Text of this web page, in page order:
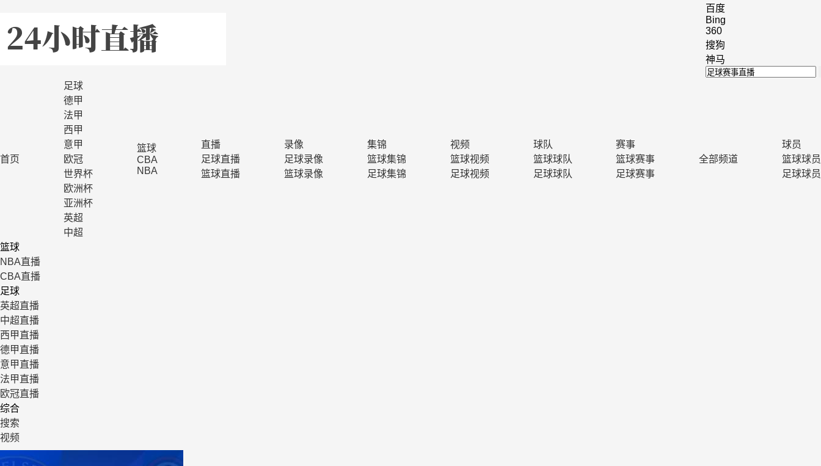
百度
Bing
360
搜狗
神马
首页
足球
德甲
法甲
西甲
意甲
欧冠
世界杯
欧洲杯
亚洲杯
英超
中超
篮球
CBA
NBA
直播
足球直播
篮球直播
录像
足球录像
篮球录像
集锦
篮球集锦
足球集锦
视频
篮球视频
足球视频
球队
篮球球队
足球球队
赛事
篮球赛事
足球赛事
全部频道
球员
篮球球员
足球球员
篮球
NBA直播
CBA直播
足球
英超直播
中超直播
西甲直播
德甲直播
意甲直播
法甲直播
欧冠直播
综合
搜索
视频